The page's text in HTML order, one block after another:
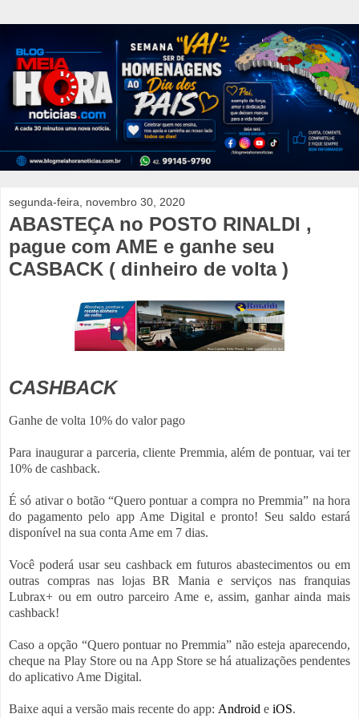
segunda-feira, novembro 30, 2020
ABASTEÇA no POSTO RINALDI ,
pague com AME e ganhe seu
CASBACK ( dinheiro de volta )
CASHBACK
Ganhe de volta 10% do valor pago
Para inaugurar a parceria, cliente Premmia, além de pontuar, vai ter
10% de cashback.
É só ativar o botão “Quero pontuar a compra no Premmia” na hora
do pagamento pelo app Ame Digital e pronto! Seu saldo estará
disponível na sua conta Ame em 7 dias.
Você poderá usar seu cashback em futuros abastecimentos ou em
outras compras nas lojas BR Mania e serviços nas franquias
Lubrax+ ou em outro parceiro Ame e, assim, ganhar ainda mais
cashback!
Caso a opção “Quero pontuar no Premmia” não esteja aparecendo,
cheque na Play Store ou na App Store se há atualizações pendentes
do aplicativo Ame Digital.
Baixe aqui a versão mais recente do app: Android e iOS.